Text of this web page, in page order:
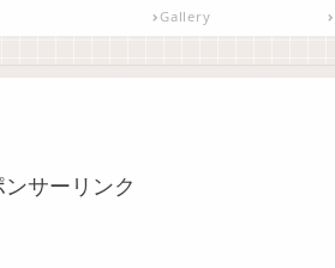
Gallery
ンサーリンク